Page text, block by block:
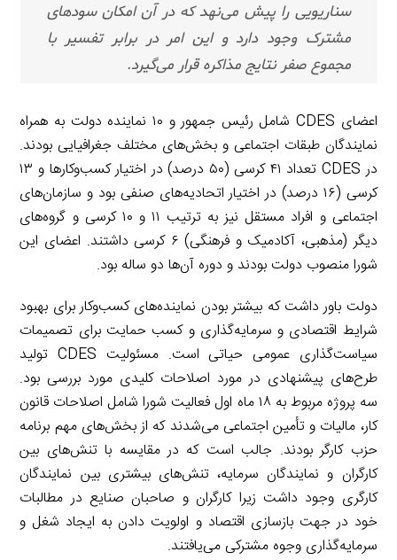
سناریویی را پیش می‌نهد که در آن امکان سودهای
مشترک وجود دارد و این امر در برابر تفسیر با
مجموع صفر نتایج مذاکره قرار می‌گیرد.
اعضای CDES شامل رئیس جمهور و ۱۰ نماینده دولت به همراه
نمایندگان طبقات اجتماعی و بخش‌های مختلف جغرافیایی بودند.
در CDES تعداد ۴۱ کرسی (۵۰ درصد) در اختیار کسب‌وکارها و ۱۳
کرسی (۱۶ درصد) در اختیار اتحادیه‌های صنفی بود و سازمان‌های
اجتماعی و افراد مستقل نیز به ترتیب ۱۱ و ۱۰ کرسی و گروه‌های
دیگر (مذهبی، آکادمیک و فرهنگی) ۶ کرسی داشتند. اعضای این
شورا منصوب دولت بودند و دوره آن‌ها دو ساله بود.
دولت باور داشت که بیشتر بودن نماینده‌های کسب‌وکار برای بهبود
شرایط اقتصادی و سرمایه‌گذاری و کسب حمایت برای تصمیمات
سیاست‌گذاری عمومی حیاتی است. مسئولیت CDES تولید
طرح‌های پیشنهادی در مورد اصلاحات کلیدی مورد بررسی بود.
سه پروژه مربوط به ۱۸ ماه اول فعالیت شورا شامل اصلاحات قانون
کار، مالیات و تأمین اجتماعی می‌شدند که از بخش‌های مهم برنامه
حزب کارگر بودند. جالب است که در مقایسه با تنش‌های بین
کارگران و نمایندگان سرمایه، تنش‌های بیشتری بین نمایندگان
کارگری وجود داشت زیرا کارگران و صاحبان صنایع در مطالبات
خود در جهت بازسازی اقتصاد و اولویت دادن به ایجاد شغل و
سرمایه‌گذاری وجوه مشترکی می‌یافتند.